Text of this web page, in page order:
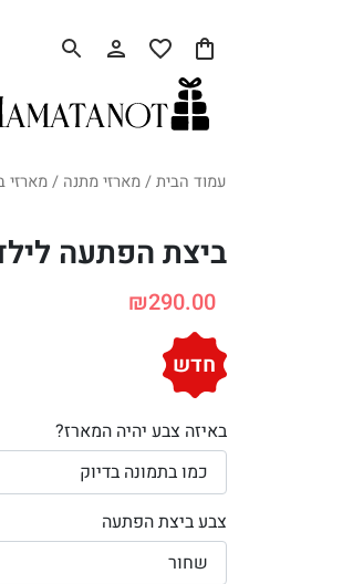
עמוד הבית/מארזי מתנה /מארזי
ביצת הפתעה
₪290.00
חדש
באיזה צבע יהיה המארז?
צבע ביצת הפתעה